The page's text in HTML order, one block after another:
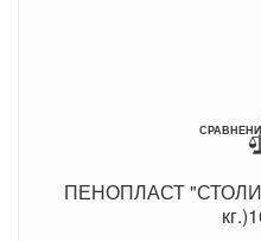
ПЕНОПЛАСТ